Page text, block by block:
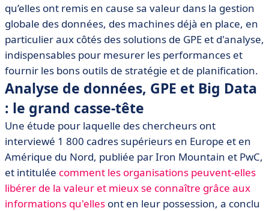
qu’elles ont remis en cause sa valeur dans la gestion
globale des données, des machines déjà en place, en
particulier aux côtés des solutions de GPE et d'analyse,
indispensables pour mesurer les performances et
fournir les bons outils de stratégie et de planification.
Analyse de données, GPE et Big Data
: le grand casse-tête
Une étude pour laquelle des chercheurs ont
interviewé 1 800 cadres supérieurs en Europe et en
Amérique du Nord, publiée par Iron Mountain et PwC,
et intitulée comment les organisations peuvent-elles
libérer de la valeur et mieux se connaître grâce aux
informations qu'elles ont en leur possession, a conclu